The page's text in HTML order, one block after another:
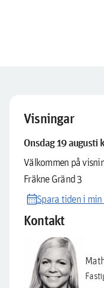
Visningar
Onsdag 19
Välkommen på
Fräkne Gränd 3
calendar_monthSpara tiden i min
Kontakt